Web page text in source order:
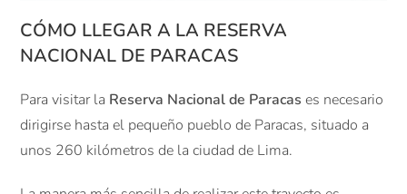
CÓMO LLEGAR A LA RESERVA
NACIONAL DE PARACAS
Para visitar la Reserva Nacional de Paracas es necesario
dirigirse hasta el pequeño pueblo de Paracas, situado a
unos 260 kilómetros de la ciudad de Lima.